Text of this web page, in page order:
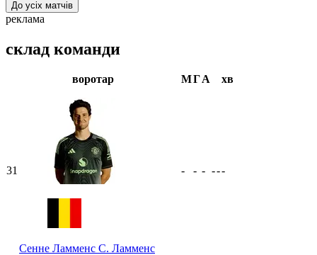
До усіх матчів
реклама
склад команди
воротар МГА хв
31
Сенне Ламменс С. Ламменс
- - - ---